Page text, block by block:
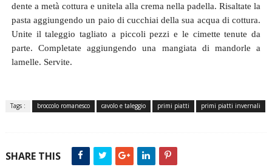
dente a metà cottura e unitela alla crema nella padella. Risaltate la
pasta aggiungendo un paio di cucchiai della sua acqua di cottura.
Unite il taleggio tagliato a piccoli pezzi e le cimette tenute da
parte. Completate aggiungendo una mangiata di mandorle a
lamelle. Servite.
Tags : broccolo romanesco cavolo e taleggio primi piatti primi piatti invernali
SHARE THIS